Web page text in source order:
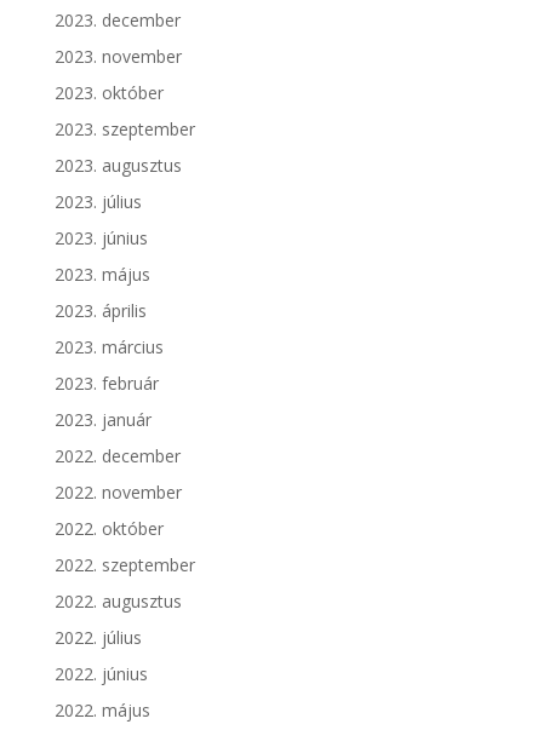
2023. december
2023. november
2023. október
2023. szeptember
2023. augusztus
2023. július
2023. június
2023. május
2023. április
2023. március
2023. február
2023. január
2022. december
2022. november
2022. október
2022. szeptember
2022. augusztus
2022. július
2022. június
2022. május